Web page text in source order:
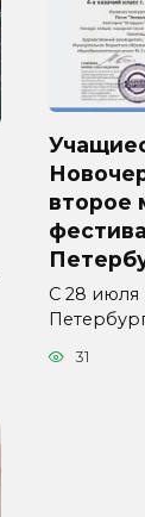
второе
С 28 июля
31